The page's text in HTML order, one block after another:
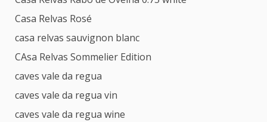
Casa Relvas Rosé
casa relvas sauvignon blanc
CAsa Relvas Sommelier Edition
caves vale da regua
caves vale da regua vin
caves vale da regua wine